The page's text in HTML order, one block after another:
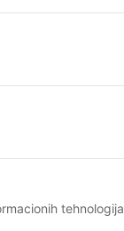
tehnologija